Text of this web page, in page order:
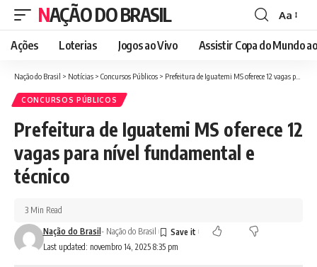
NAÇÃO DO BRASIL
Font
Resizer
Aa
Ações Loterias Jogos ao Vivo Assistir Copa do Mundo
Nação do Brasil > Notícias > Concursos Públicos > Prefeitura de Iguatemi MS oferece 12 vagas para nível fundamental e técnico
CONCURSOS PÚBLICOS
Prefeitura de Iguatemi MS oferece 12
vagas para nível fundamental e
técnico
Last updated: novembro 14, 2025 8:35 pm
Nação do Brasil- Nação do Brasil
3 Min Read